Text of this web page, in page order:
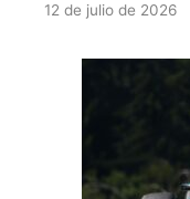
12 de julio de 2026